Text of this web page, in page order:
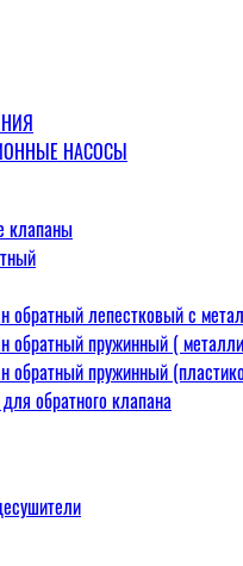
прямой
переходник
ВН
НВ (футорка)
Угловой
Тройник переходной
Тройник равный
ВВ
ВН
потока для радиатора
НАСОСЫ
клапаны
обратный лепестковый с
обратный пружинный (
обратный пружинный
обратного клапана
диск - чугун РN16 (Тмакс